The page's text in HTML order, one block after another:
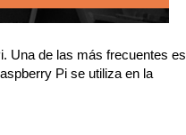
Una de las más frecuentes es
Pi se utiliza en la